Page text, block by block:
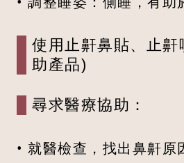
使用止鼾鼻貼、止鼾
助產品)
尋求醫療協助：
• 就醫檢查，找出鼻鼾原